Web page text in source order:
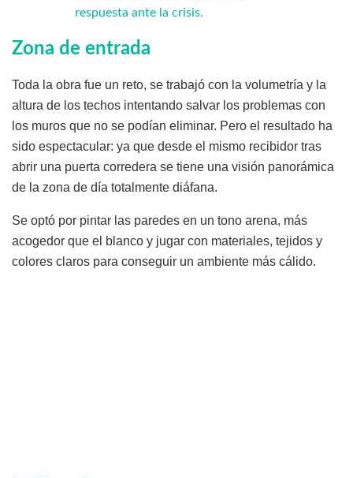
respuesta ante la crisis.
Zona de entrada
Toda la obra fue un reto, se trabajó con la volumetría y la
altura de los techos intentando salvar los problemas con
los muros que no se podían eliminar. Pero el resultado ha
sido espectacular: ya que desde el mismo recibidor tras
abrir una puerta corredera se tiene una visión panorámica
de la zona de día totalmente diáfana.
Se optó por pintar las paredes en un tono arena, más
acogedor que el blanco y jugar con materiales, tejidos y
colores claros para conseguir un ambiente más cálido.